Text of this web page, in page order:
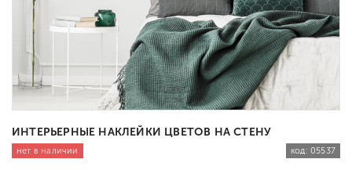
ИНТЕРЬЕРНЫЕ НАКЛЕЙКИ ЦВЕТОВ НА СТЕНУ
нет в наличии код: 05537